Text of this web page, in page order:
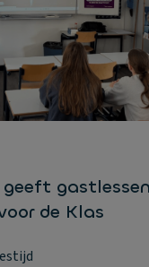
gastlessen
de Klas